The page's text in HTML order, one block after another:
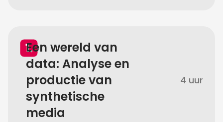
Een wereld van
data: Analyse en
productie van
synthetische
media
4 uur